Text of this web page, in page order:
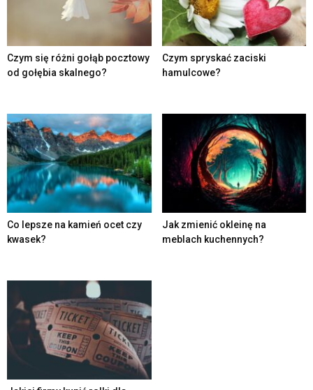
Czym się różni gołąb pocztowy
od gołębia skalnego?
Czym spryskać zaciski
hamulcowe?
Co lepsze na kamień ocet czy
kwasek?
Jak zmienić okleinę na
meblach kuchennych?